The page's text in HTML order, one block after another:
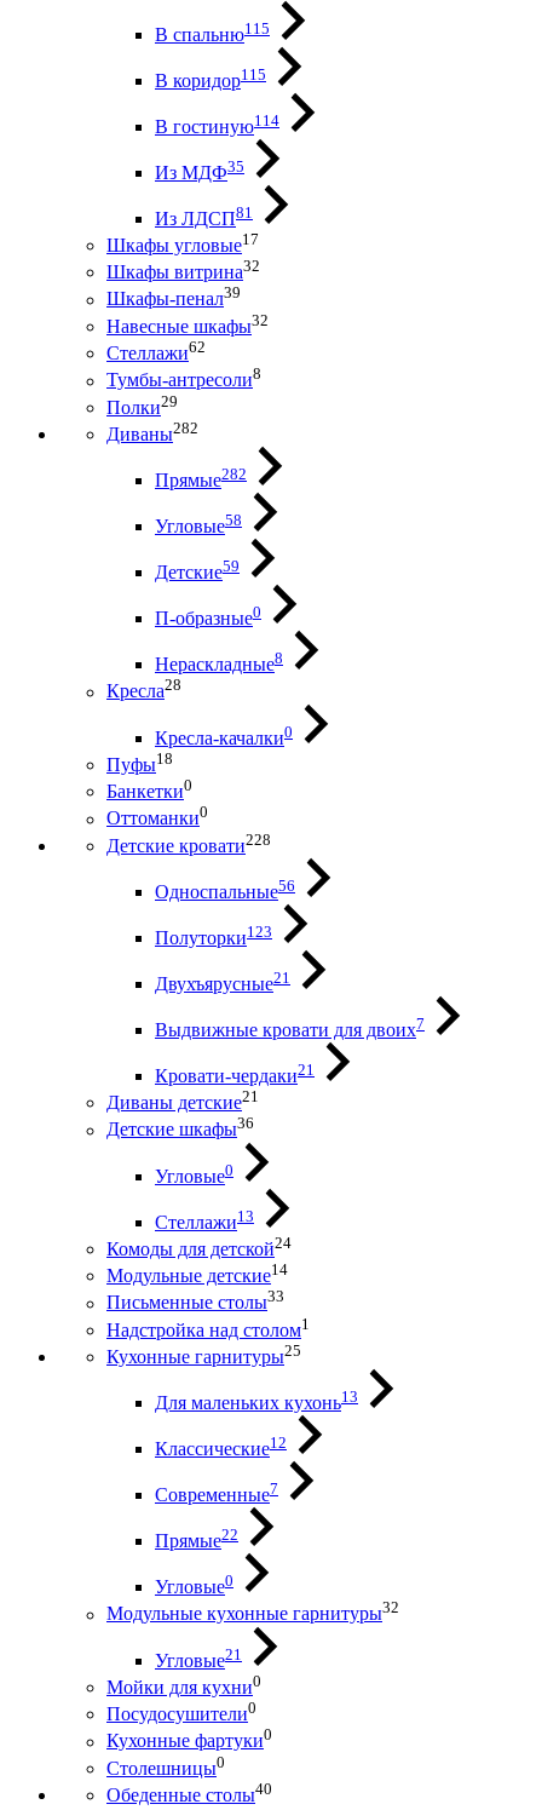
В спальню115
В коридор115
В гостиную114
Из МДФ35
Из ЛДСП81
Шкафы угловые17
Шкафы витрина32
Шкафы-пенал39
Навесные шкафы32
Стеллажи62
Тумбы-антресоли8
Полки29
Диваны282
Прямые282
Угловые58
Детские59
П-образные0
Нераскладные8
Кресла28
Кресла-качалки0
Пуфы18
Банкетки0
Оттоманки0
Детские кровати228
Односпальные56
Полуторки123
Двухъярусные21
Выдвижные кровати для двоих7
Кровати-чердаки21
Диваны детские21
Детские шкафы36
Угловые0
Стеллажи13
Комоды для детской24
Модульные детские14
Письменные столы33
Надстройка над столом1
Кухонные гарнитуры25
Для маленьких кухонь13
Классические12
Современные7
Прямые22
Угловые0
Модульные кухонные гарнитуры32
Угловые21
Мойки для кухни0
Посудосушители0
Кухонные фартуки0
Столешницы0
Обеденные столы40